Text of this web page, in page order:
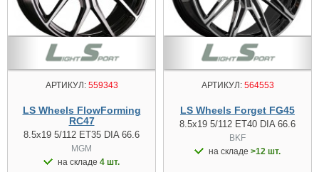
АРТИКУЛ:559343
LS Wheels FlowForming
RC47
8.5x19 5/112 ET35 DIA 66.6
MGM
на складе 4 шт.
АРТИКУЛ:564553
LS Wheels Forget FG45
8.5x19 5/112 ET40 DIA 66.6
BKF
на складе >12 шт.